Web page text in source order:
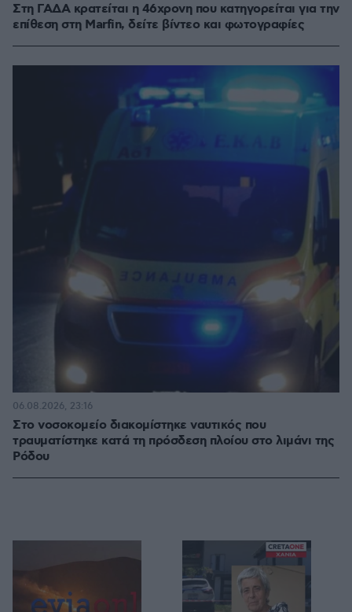
Στη ΓΑΔΑ κρατείται η 46χρονη που κατηγορείται για την
επίθεση στη Marfin, δείτε βίντεο και φωτογραφίες
Στο νοσοκομείο διακομίστηκε ναυτικός που
τραυματίστηκε κατά τη πρόσδεση πλοίου στο λιμάνι της
Ρόδου
06.08.2026, 23:16